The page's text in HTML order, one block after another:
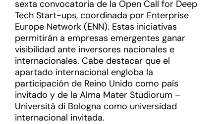
sexta convocatoria de la Open Call for Deep
Tech Start-ups, coordinada por Enterprise
Europe Network (ENN). Estas iniciativas
permitirán a empresas emergentes ganar
visibilidad ante inversores nacionales e
internacionales. Cabe destacar que el
apartado internacional engloba la
participación de Reino Unido como país
invitado y de la Alma Mater Studiorum –
Università di Bologna como universidad
internacional invitada.